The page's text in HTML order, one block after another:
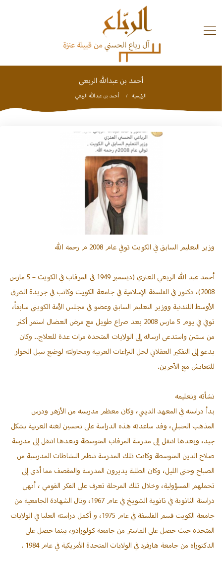
content
الدخول
تسجيل
جديد
آل
حمد
الرباع
من عنزة
الرباع
بالقصيم
أحمد بن عبدالله الربعي
الرئيسية أحمد بن عبدالله الربعي
وزير التعليم السابق في الكويت توفي عام 2008 م رحمه الله
أحمد عبد الله الربعي العنزي (ديسمبر 1949 في المرقاب في الكويت – 5 مارس
2008)، دكتور في الفلسفة الإسلامية في جامعة الكويت وكاتب في جريدة الشرق
الأوسط اللندنية ووزير التعليم السابق وعضو في مجلس الأمة الكويتي سابقاً،
توفي في يوم 5 مارس 2008 بعد صراع طويل مع مرض العضال استمر أكثر
من سنتين واستدعى ارساله إلى الولايات المتحدة مرات عدة للعلاج.. وكان
يدعو إلى التفكير العقلاني لحل النزاعات العربية ومحاولته لوضع سبل الحوار
للتعايش مع الآخرين.
نشأته وتعليمه
بدأ دراسته في المعهد الديني، وكان معظم مدرسيه من الأزهر ودرس
المذهب الحنبلي، وقد ساعدته هذه الدراسة على تحسين لغته العربية بشكل
جيد، وبعدها انتقل إلى مدرسة المرقاب المتوسطة وبعدها انتقل إلى مدرسة
صلاح الدين المتوسطة وكانت تلك المدرسة تنظم النشاطات المدرسية من
الصباح وحتى الليل، وكان الطلبة يديرون المدرسة والمقصف مما أدى إلى
تحملهم المسؤولية، وخلال تلك المرحلة تعرف على الفكر القومي ، أنهى
دراستة الثانوية في ثانوية الشويخ في عام 1967، ونال الشهادة الجامعية من
جامعة الكويت قسم الفلسفة في عام 1975، و أكمل دراسته العليا في الولايات
المتحدة حيث حصل على الماستر من جامعة كولورادو، بينما حصل على
الدكتوراه من جامعة هارفرد في الولايات المتحدة الأمريكية في عام 1984 .